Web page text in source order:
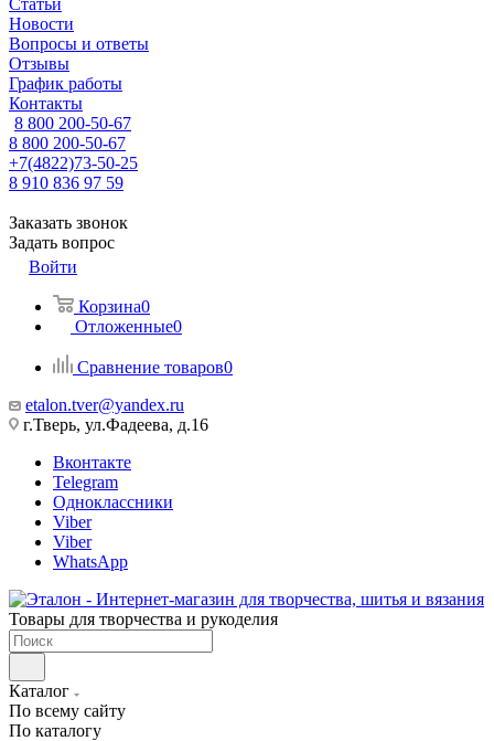
Статьи
Новости
Вопросы и ответы
Отзывы
График работы
Контакты
8 800 200-50-67
8 800 200-50-67
+7(4822)73-50-25
8 910 836 97 59
Заказать звонок
Задать вопрос
Войти
Корзина0
Отложенные0
Сравнение товаров0
etalon.tver@yandex.ru
г.Тверь, ул.Фадеева, д.16
Вконтакте
Telegram
Одноклассники
Viber
Viber
WhatsApp
Товары для творчества и рукоделия
Каталог
По всему сайту
По каталогу